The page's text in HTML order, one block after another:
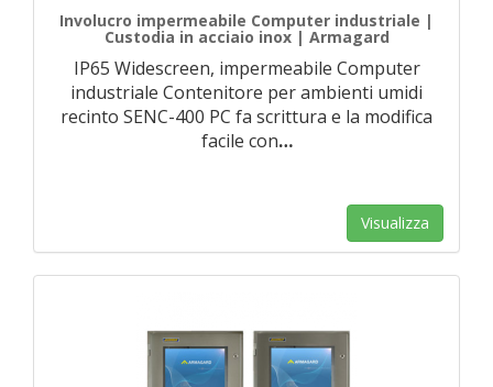
Involucro impermeabile Computer industriale |
Custodia in acciaio inox | Armagard
IP65 Widescreen, impermeabile Computer
industriale Contenitore per ambienti umidi
recinto SENC-400 PC fa scrittura e la modifica
facile con…
Visualizza